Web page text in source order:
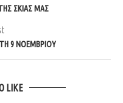
ΣΚΙΆΣ ΜΑΣ
9 ΝΟΕΜΒΡΊΟΥ
LIKE